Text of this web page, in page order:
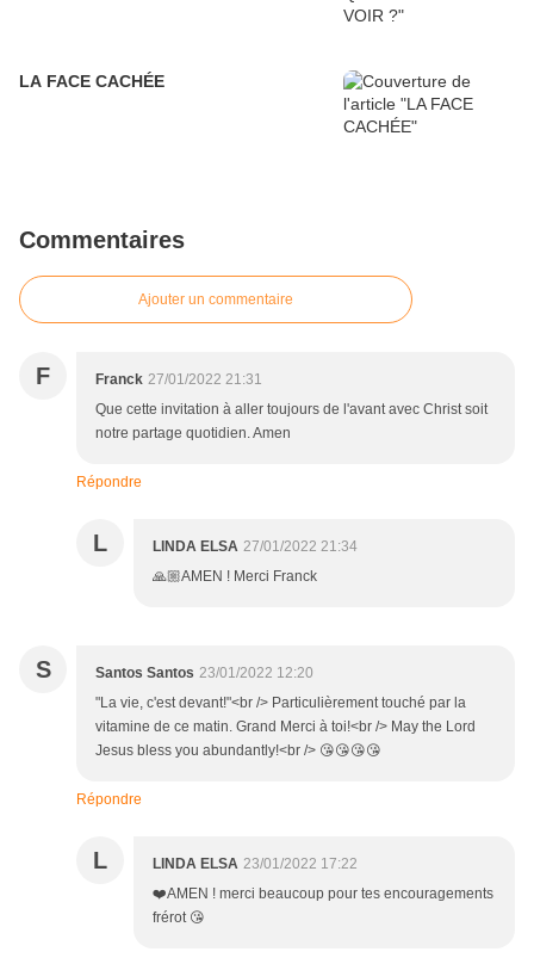
LA FACE CACHÉE
Commentaires
Ajouter un commentaire
F Franck 27/01/2022 21:31
Que cette invitation à aller toujours de l'avant avec Christ soit
notre partage quotidien. Amen
Répondre
L LINDA ELSA 27/01/2022 21:34
🙏🏼AMEN ! Merci Franck
S Santos Santos 23/01/2022 12:20
"La vie, c'est devant!"<br /> Particulièrement touché par la
vitamine de ce matin. Grand Merci à toi!<br /> May the Lord
Jesus bless you abundantly!<br /> 😘😘😘😘
Répondre
L LINDA ELSA 23/01/2022 17:22
❤️AMEN ! merci beaucoup pour tes encouragements
frérot 😘